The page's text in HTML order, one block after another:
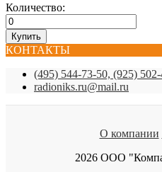
Количество:
КОНТАКТЫ
(495) 544-73-50, (925)
radioniks.ru@mail.ru
О компании
2026 ООО